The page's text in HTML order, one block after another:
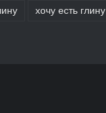
хочу есть глину